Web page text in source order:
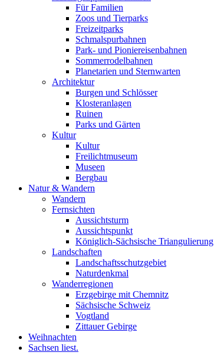
Für Familien
Zoos und Tierparks
Freizeitparks
Schmalspurbahnen
Park- und Pioniereisenbahnen
Sommerrodelbahnen
Planetarien und Sternwarten
Architektur
Burgen und Schlösser
Klosteranlagen
Ruinen
Parks und Gärten
Kultur
Kultur
Freilichtmuseum
Museen
Bergbau
Natur & Wandern
Wandern
Fernsichten
Aussichtsturm
Aussichtspunkt
Königlich-Sächsische Triangulierung
Landschaften
Landschaftsschutzgebiet
Naturdenkmal
Wanderregionen
Erzgebirge mit Chemnitz
Sächsische Schweiz
Vogtland
Zittauer Gebirge
Weihnachten
Sachsen liest.